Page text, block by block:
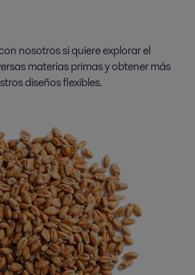
nosotros si quiere explorar el
materias primas y obtener más
diseños flexibles.